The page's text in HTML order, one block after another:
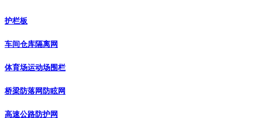
护栏板
车间仓库隔离网
体育场运动场围栏
桥梁防落网防眩网
高速公路防护网